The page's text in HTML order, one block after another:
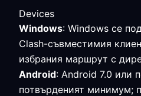
Devices
Windows: Windows се
Clash-съвместимия
избрания маршрут с
Android: Android 7.0 или
потвърденият минимум;